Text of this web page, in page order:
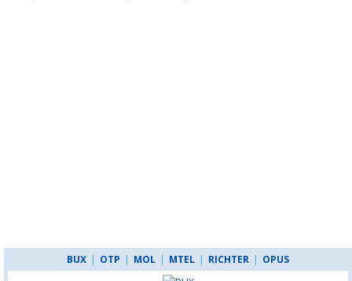
BUX | OTP | MOL | MTEL | RICHTER | OPUS